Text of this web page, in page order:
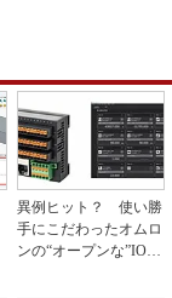
異例ヒット？ 使い勝
手にこだわったオムロ
ンの“オープンな”IO-L